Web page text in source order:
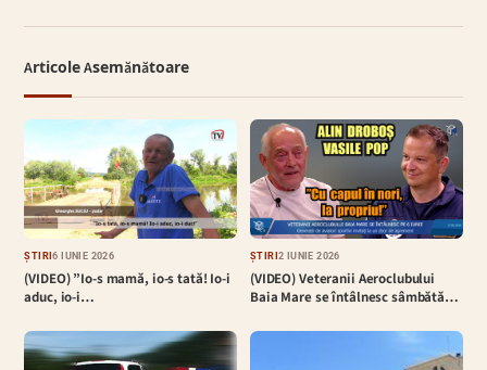
Articole Asemănătoare
ȘTIRI6 IUNIE 2026
(VIDEO) ”Io-s mamă, io-s tată! Io-i
aduc, io-i…
ȘTIRI2 IUNIE 2026
(VIDEO) Veteranii Aeroclubului
Baia Mare se întâlnesc sâmbătă…